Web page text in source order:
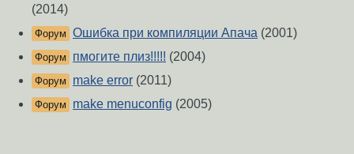
(2014)
Форум Ошибка при компиляции Апача (2001)
Форум пмогите плиз!!!!! (2004)
Форум make error (2011)
Форум make menuconfig (2005)